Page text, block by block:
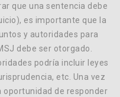
que una sentencia debe
es importante que la
y autoridades para
debe ser otorgado.
podría incluir leyes
etc. Una vez
de responder